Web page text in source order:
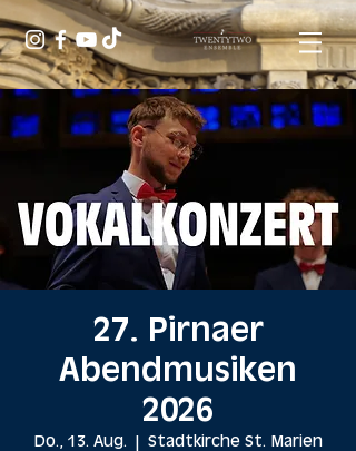
27. Pirnaer
Abendmusiken
2026
Do., 13. Aug. Stadtkirche St. Marien